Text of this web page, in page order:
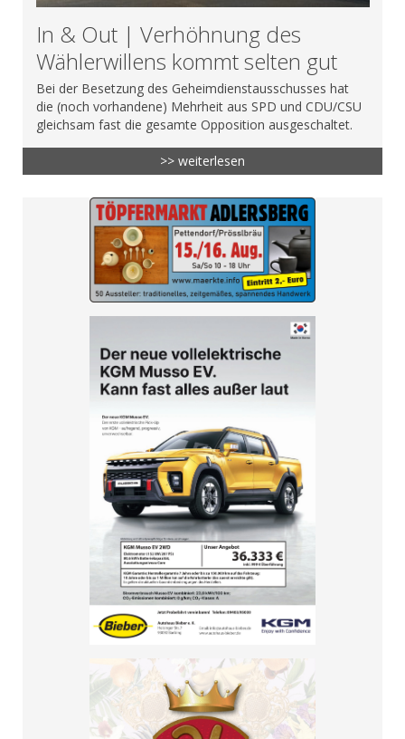
In & Out | Verhöhnung des
Wählerwillens kommt selten gut
Bei der Besetzung des Geheimdienstausschusses hat
die (noch vorhandene) Mehrheit aus SPD und CDU/CSU
gleichsam fast die gesamte Opposition ausgeschaltet.
>> weiterlesen